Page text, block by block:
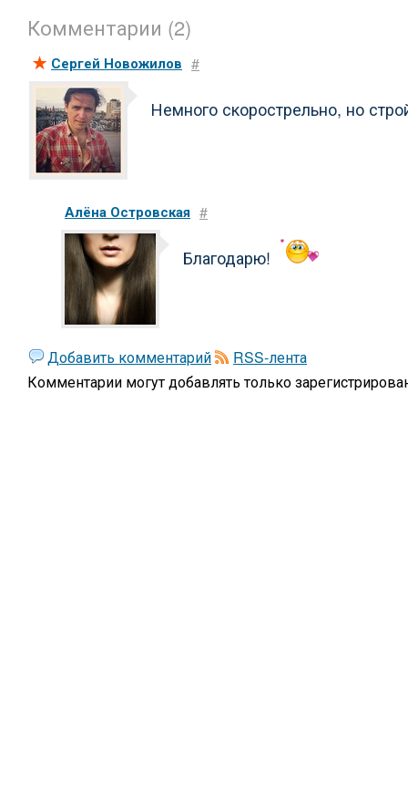
Комментарии (2)
Сергей Новожилов #
Немного скорострельно, но
Алёна Островская #
Благодарю!
Добавить комментарий
RSS-лента
Комментарии могут добавлять только